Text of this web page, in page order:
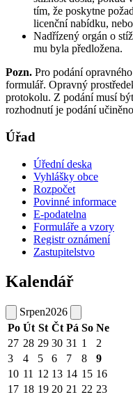
tím, že poskytne
licenční nabídku,
Nadřízený orgán o
mu byla předložena.
Pozn. Pro podání
formulář. Opravný
protokolu. Z podání musí
rozhodnutí je podání
Úřad
Úřední deska
Vyhlášky obce
Rozpočet
Povinné informace
E-podatelna
Formuláře a vzory
Registr oznámení
Zastupitelstvo
Kalendář
Srpen2026
Po Út St Čt Pá So Ne
27 28 29 30 31 1
2
3
4 5 6 7 8
9
10 11 12 13 14 15 16
17 18 19 20 21 22 23